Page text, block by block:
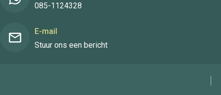
085-1124328
E-mail
Stuur ons een bericht